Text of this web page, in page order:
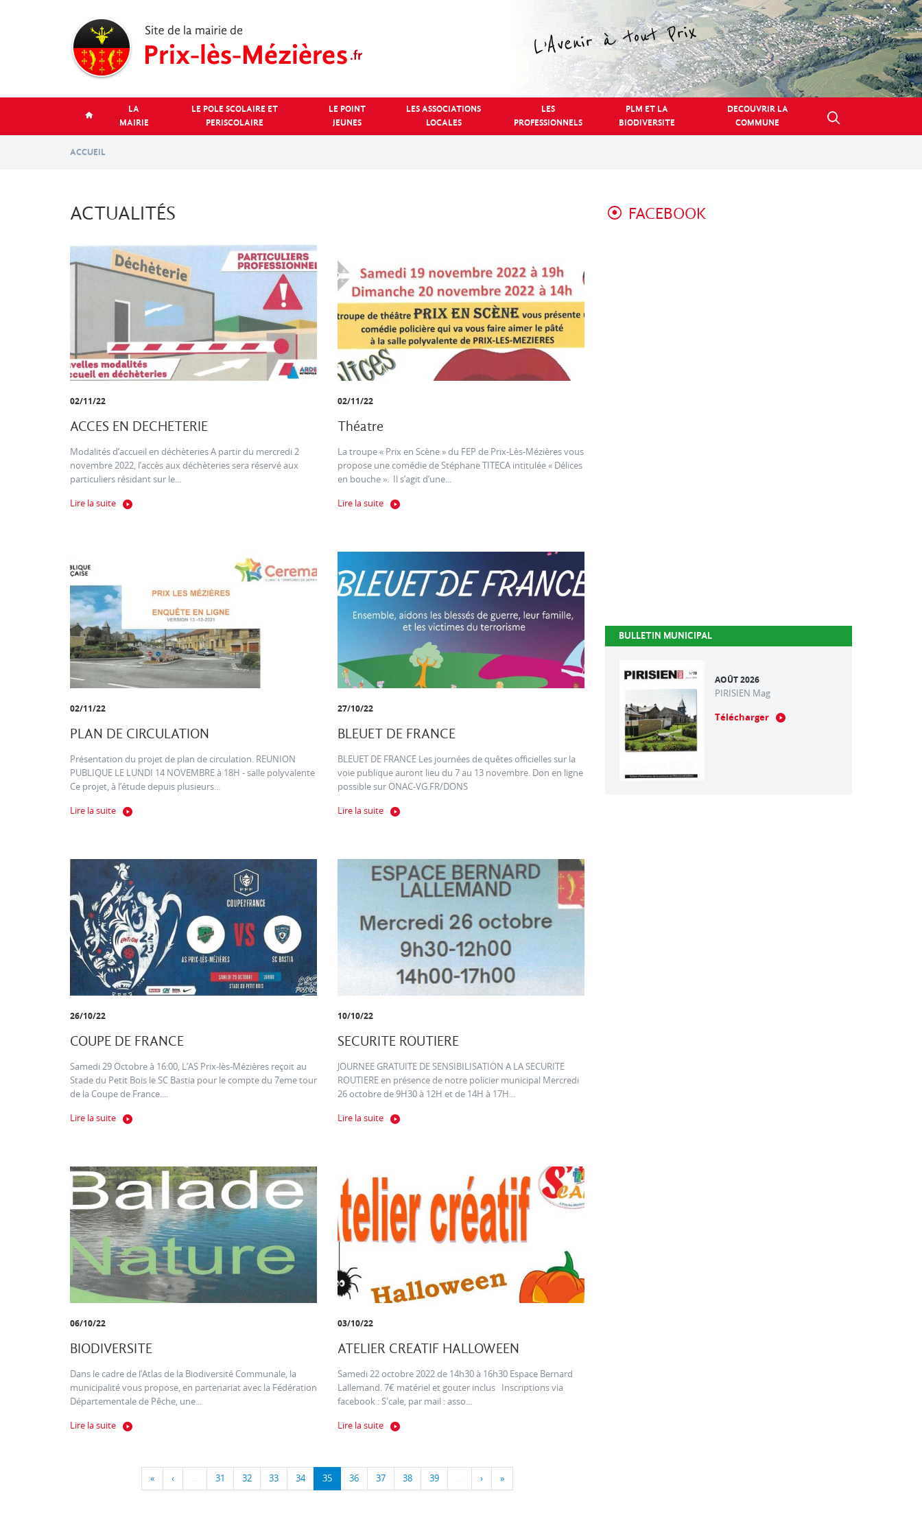
LA
MAIRIE
LE POLE SCOLAIRE ET
PERISCOLAIRE
LE POINT
JEUNES
LES ASSOCIATIONS
LOCALES
LES
PROFESSIONNELS
PLM ET LA
BIODIVERSITE
DECOUVRIR LA
COMMUNE
ACCUEIL
ACTUALITÉS
02/11/22
ACCES EN DECHETERIE
Modalités d’accueil en déchèteries A partir du mercredi 2
novembre 2022, l’accès aux déchèteries sera réservé aux
particuliers résidant sur le...
Lire la suite
02/11/22
Théatre
La troupe « Prix en Scène » du FEP de Prix-Lès-Mézières vous
propose une comédie de Stéphane TITECA intitulée « Délices
en bouche ». Il s’agit d’une...
Lire la suite
02/11/22
PLAN DE CIRCULATION
Présentation du projet de plan de circulation. REUNION
PUBLIQUE LE LUNDI 14 NOVEMBRE à 18H - salle polyvalente
Ce projet, à l’étude depuis plusieurs...
Lire la suite
27/10/22
BLEUET DE FRANCE
BLEUET DE FRANCE Les journées de quêtes officielles sur la
voie publique auront lieu du 7 au 13 novembre. Don en ligne
possible sur ONAC-VG.FR/DONS
Lire la suite
26/10/22
COUPE DE FRANCE
Samedi 29 Octobre à 16:00, L’AS Prix-lès-Mézières reçoit au
Stade du Petit Bois le SC Bastia pour le compte du 7eme tour
de la Coupe de France....
Lire la suite
10/10/22
SECURITE ROUTIERE
JOURNEE GRATUITE DE SENSIBILISATION A LA SECURITE
ROUTIERE en présence de notre policier municipal Mercredi
26 octobre de 9H30 à 12H et de 14H à 17H...
Lire la suite
06/10/22
BIODIVERSITE
Dans le cadre de l’Atlas de la Biodiversité Communale, la
municipalité vous propose, en partenariat avec la Fédération
Départementale de Pêche, une...
Lire la suite
03/10/22
ATELIER CREATIF HALLOWEEN
Samedi 22 octobre 2022 de 14h30 à 16h30 Espace Bernard
Lallemand. 7€ matériel et gouter inclus Inscriptions via
facebook : S'cale, par mail : asso...
Lire la suite
« ‹ … 31 32 33 34 35 36 37 38 39 … › »
FACEBOOK
BULLETIN MUNICIPAL
AOÛT 2026
PIRISIEN Mag
Télécharger